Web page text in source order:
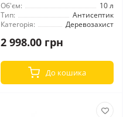
Об'єм:
10 л
Тип:
Антисептик
Категорія:
Деревозахист
2 998.00 грн
До кошика